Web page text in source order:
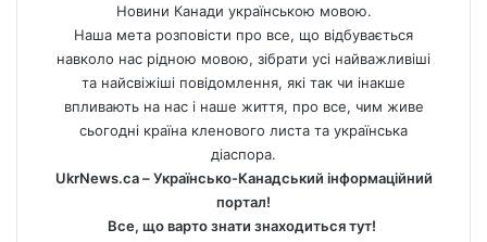
Новини Канади українською мовою.
Наша мета розповісти про все, що відбувається
навколо нас рідною мовою, зібрати усі найважливіші
та найсвіжіші повідомлення, які так чи інакше
впливають на нас і наше життя, про все, чим живе
сьогодні країна кленового листа та українська
діаспора.
UkrNews.ca – Українсько-Канадський інформаційний
портал!
Все, що варто знати знаходиться тут!